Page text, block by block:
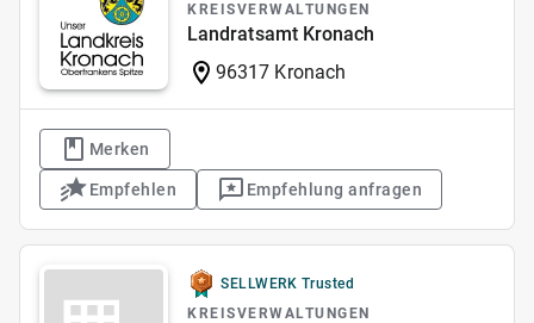
KREISVERWALTUNGEN
Landratsamt Kronach
96317 Kronach
Merken
Empfehlen Empfehlung anfragen
SELLWERK Trusted
KREISVERWALTUNGEN